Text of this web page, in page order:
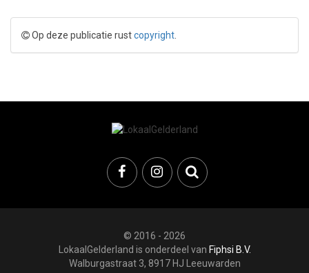
Op deze publicatie rustcopyright
© 2016 - 2026
LokaalGelderland is onderdeel van Fiphsi B.V.
Walburgastraat 3, 8917 HJ Leeuwarden